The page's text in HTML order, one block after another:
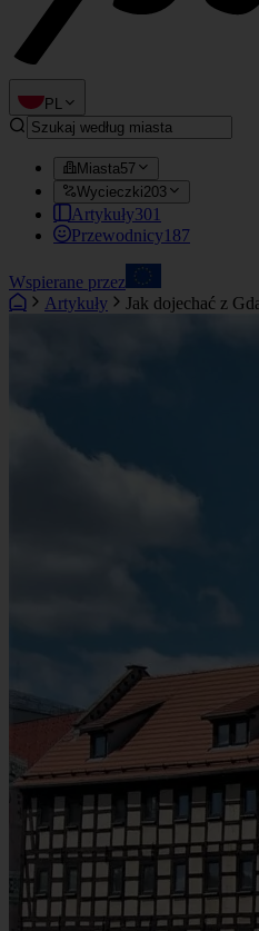
PL
Miasta57
Wycieczki203
Artykuły301
Przewodnicy187
Wspierane przez
Artykuły
Jak dojechać z